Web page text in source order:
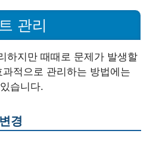
관리
하지만 때때로 문제가 발생할
적으로 관리하는 방법에는
습니다.
경